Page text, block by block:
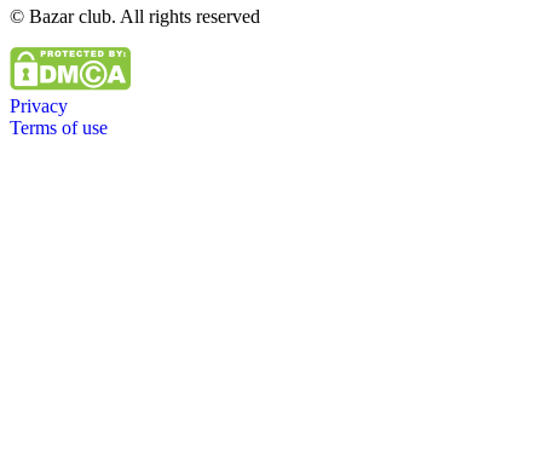
© Bazar club. All rights reserved
Privacy
Terms of use